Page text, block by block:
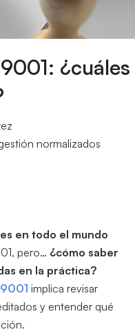
¿cuáles
normalizados
en todo el mundo
pero… ¿cómo saber
en la práctica?
implica revisar
y entender qué